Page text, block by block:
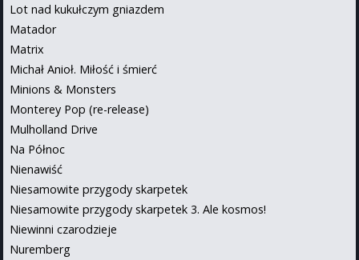
Lot nad kukułczym gniazdem
Matador
Matrix
Michał Anioł. Miłość i śmierć
Minions & Monsters
Monterey Pop (re-release)
Mulholland Drive
Na Północ
Nienawiść
Niesamowite przygody skarpetek
Niesamowite przygody skarpetek 3. Ale kosmos!
Niewinni czarodzieje
Nuremberg